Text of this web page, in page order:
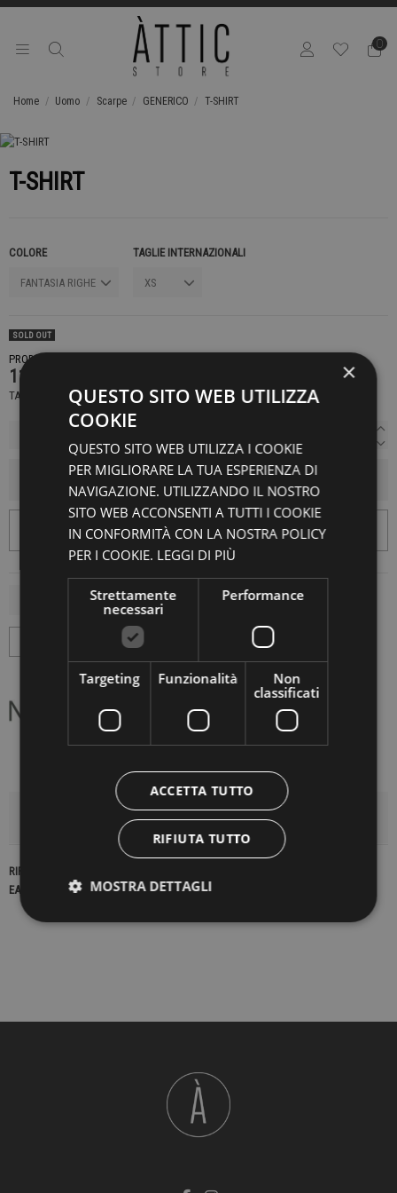
0
Home Uomo Scarpe GENERICO T-SHIRT
T-SHIRT
COLORE TAGLIE INTERNAZIONALI
SOLD OUT
PRODOTTO NON DISPONIBILE CONTATTACI PER SAPERE DI PIÙ
119,00 €
TASSE INCLUSE
AGGIUNGI AL CARRELLO
DETTAGLI DEL PRODOTTO
RIFERIMENTO
EAN13
2900000419025
×
QUESTO SITO WEB UTILIZZA
COOKIE
QUESTO SITO WEB UTILIZZA I COOKIE
PER MIGLIORARE LA TUA ESPERIENZA DI
NAVIGAZIONE. UTILIZZANDO IL NOSTRO
SITO WEB ACCONSENTI A TUTTI I COOKIE
IN CONFORMITÀ CON LA NOSTRA POLICY
PER I COOKIE. LEGGI DI PIÙ
Strettamente
necessari
Performance
Targeting Funzionalità
Non
classificati
ACCETTA TUTTO
RIFIUTA TUTTO
MOSTRA DETTAGLI